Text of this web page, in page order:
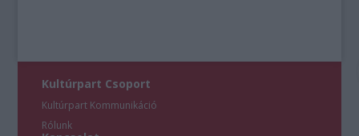
Kultúrpart Csoport
Kultúrpart Kommunikáció
Rólunk